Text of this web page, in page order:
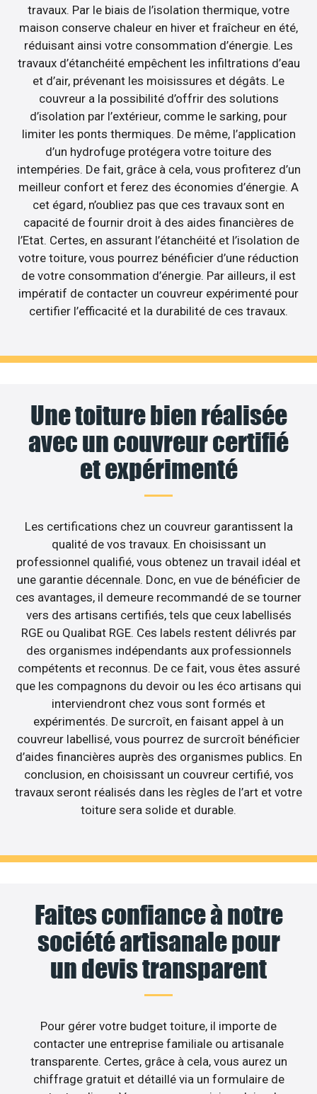
travaux. Par le biais de l’isolation thermique, votre
maison conserve chaleur en hiver et fraîcheur en été,
réduisant ainsi votre consommation d’énergie. Les
travaux d’étanchéité empêchent les infiltrations d’eau
et d’air, prévenant les moisissures et dégâts. Le
couvreur a la possibilité d’offrir des solutions
d’isolation par l’extérieur, comme le sarking, pour
limiter les ponts thermiques. De même, l’application
d’un hydrofuge protégera votre toiture des
intempéries. De fait, grâce à cela, vous profiterez d’un
meilleur confort et ferez des économies d’énergie. A
cet égard, n’oubliez pas que ces travaux sont en
capacité de fournir droit à des aides financières de
l’Etat. Certes, en assurant l’étanchéité et l’isolation de
votre toiture, vous pourrez bénéficier d’une réduction
de votre consommation d’énergie. Par ailleurs, il est
impératif de contacter un couvreur expérimenté pour
certifier l’efficacité et la durabilité de ces travaux.
Une toiture bien réalisée
avec un couvreur certifié
et expérimenté
Les certifications chez un couvreur garantissent la
qualité de vos travaux. En choisissant un
professionnel qualifié, vous obtenez un travail idéal et
une garantie décennale. Donc, en vue de bénéficier de
ces avantages, il demeure recommandé de se tourner
vers des artisans certifiés, tels que ceux labellisés
RGE ou Qualibat RGE. Ces labels restent délivrés par
des organismes indépendants aux professionnels
compétents et reconnus. De ce fait, vous êtes assuré
que les compagnons du devoir ou les éco artisans qui
interviendront chez vous sont formés et
expérimentés. De surcroît, en faisant appel à un
couvreur labellisé, vous pourrez de surcroît bénéficier
d’aides financières auprès des organismes publics. En
conclusion, en choisissant un couvreur certifié, vos
travaux seront réalisés dans les règles de l’art et votre
toiture sera solide et durable.
Faites confiance à notre
société artisanale pour
un devis transparent
Pour gérer votre budget toiture, il importe de
contacter une entreprise familiale ou artisanale
transparente. Certes, grâce à cela, vous aurez un
chiffrage gratuit et détaillé via un formulaire de